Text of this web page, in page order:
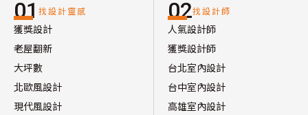
01 找設計靈感
獲獎設計
老屋翻新
大坪數
北歐風設計
現代風設計
02找設計師
人氣設計師
獲獎設計師
台北室內設計
台中室內設計
高雄室內設計